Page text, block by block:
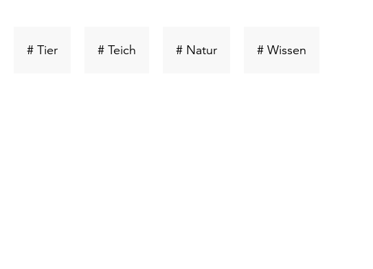
# TierSchlüsselwort
# TeichSchlüsselwort
# NaturSchlüsselwort
# WissenSchlüsselwort